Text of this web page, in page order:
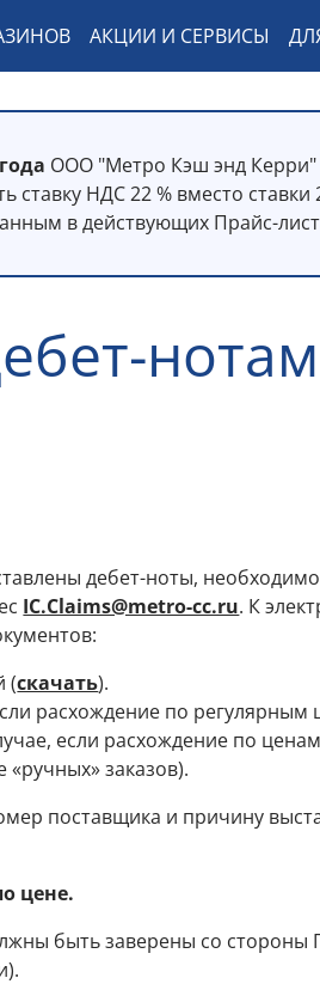
АКЦИИ И СЕРВИСЫ
ООО "Метро Кэш энд
ставку НДС 22 % вместо ставки
в действующих Прайс-
дебет-ноты,
IC.Claims@metro-cc.ru. К
(скачать).
расхождение по регулярным
если расхождение по
«ручных» заказов).
поставщика и причину
цене.
быть заверены со